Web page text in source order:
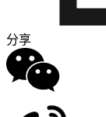
分享